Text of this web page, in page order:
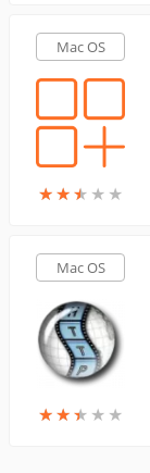
Mac OS
★★★ ★ ★
★★★ ★ ★
Mac OS
★★★ ★ ★
★★★ ★ ★